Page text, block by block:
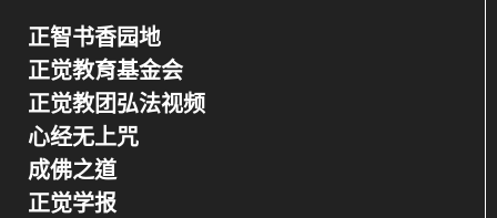
正智书香园地
正觉教育基金会
正觉教团弘法视频
心经无上咒
成佛之道
正觉学报